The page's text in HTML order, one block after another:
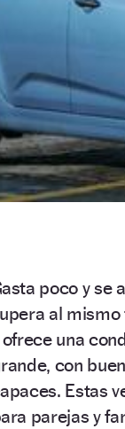
poco y se
al
ofrece una
con
Estas
parejas y